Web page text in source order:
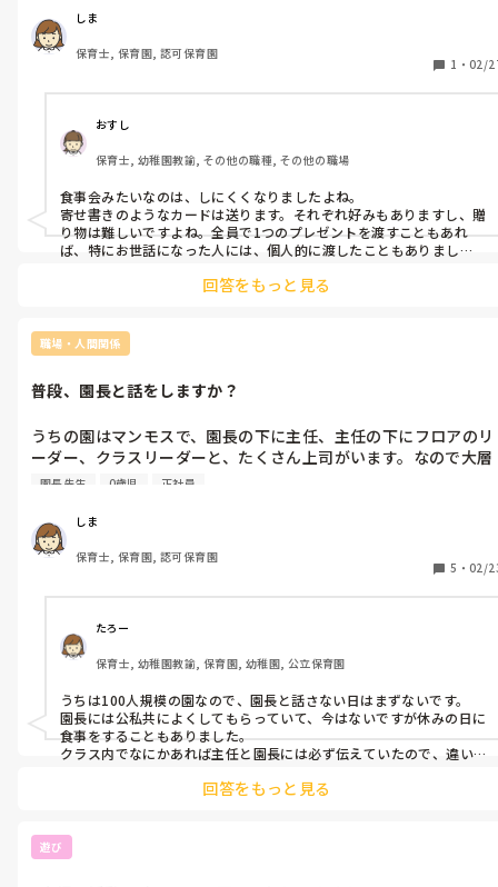
しま
保育士, 保育園, 認可保育園
1 ・ 02/
おすし
保育士, 幼稚園教諭, その他の職種, その他の職場
食事会みたいなのは、しにくくなりましたよね。
寄せ書きのようなカードは送ります。それぞれ好みもありますし、贈
り物は難しいですよね。全員で1つのプレゼントを渡すこともあれ
ば、特にお世話になった人には、個人的に渡したこともありまし
同じ園内の先生に相談してみて、揃えるのが良いかと思います💦
回答をもっと見る
職場・人間関係
普段、園長と話をしますか？
うちの園はマンモスで、園長の下に主任、主任の下にフロアのリ
ーダー、クラスリーダーと、たくさん上司がいます。なので大層
なことがない限り、担任の私が園長と関わることはほぼありませ
離感ですか？
園長先生 0歳児 正社員
しま
保育士, 保育園, 認可保育園
5 ・ 02/
たろー
保育士, 幼稚園教諭, 保育園, 幼稚園, 公立保育園
うちは100人規模の園なので、園長と話さない日はまずないです。
園長には公私共によくしてもらっていて、今はないですが休みの日に
食事をすることもありました。
クラス内でなにかあれば主任と園長には必ず伝えていたので、違い
伝達されるまで時間がかかると保護者トラブルひとつにしても大変
回答をもっと見る
遊び